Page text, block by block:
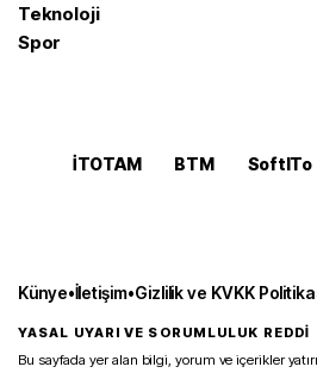
Teknoloji
Spor
İTOTAM BTM SoftITo
Künye•İletişim•Gizlilik ve KVKK
YASAL UYARI VE SORUMLULUK REDDİ
Bu sayfada yer alan bilgi, yorum ve içerikler